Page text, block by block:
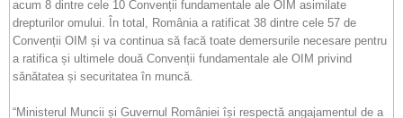
acum 8 dintre cele 10 Convenții fundamentale ale OIM asimilate
drepturilor omului. În total, România a ratificat 38 dintre cele 57 de
Convenții OIM și va continua să facă toate demersurile necesare pentru
a ratifica și ultimele două Convenții fundamentale ale OIM privind
sănătatea și securitatea în muncă.
“Ministerul Muncii și Guvernul României își respectă angajamentul de a